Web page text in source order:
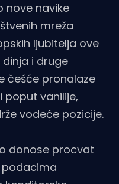
nove navike
mreža
ljubitelja ove
i druge
češće pronalaze
poput vanilije,
vodeće pozicije.
donose procvat
podacima